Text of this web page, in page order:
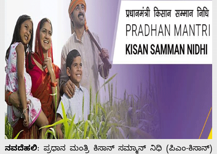
ನವದೆಹಲಿ: ಪ್ರಧಾನ ಮಂತ್ರಿ ಕಿಸಾನ್ ಸಮ್ಮಾನ್ ನಿಧಿ (ಪಿಎಂ-ಕಿಸಾನ್)